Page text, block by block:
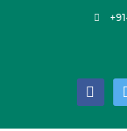
facebook